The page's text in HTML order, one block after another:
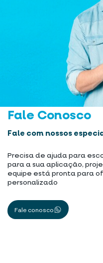
Fale Conosco
Fale com nossos
Precisa de ajuda para
para a sua aplicação,
equipe está pronta para
personalizado
Fale conosco